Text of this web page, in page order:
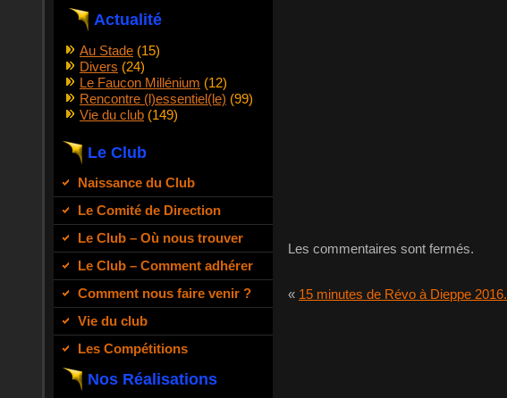
Actualité
Au Stade (15)
Divers (24)
Le Faucon Millénium (12)
Rencontre (l)essentiel(le) (99)
Vie du club (149)
Le Club
Naissance du Club
Le Comité de Direction
Le Club – Où nous trouver
Le Club – Comment adhérer
Comment nous faire venir ?
Vie du club
Les Compétitions
Nos Réalisations
Les commentaires sont fermés.
« 15 minutes de Révo à Dieppe 2016.